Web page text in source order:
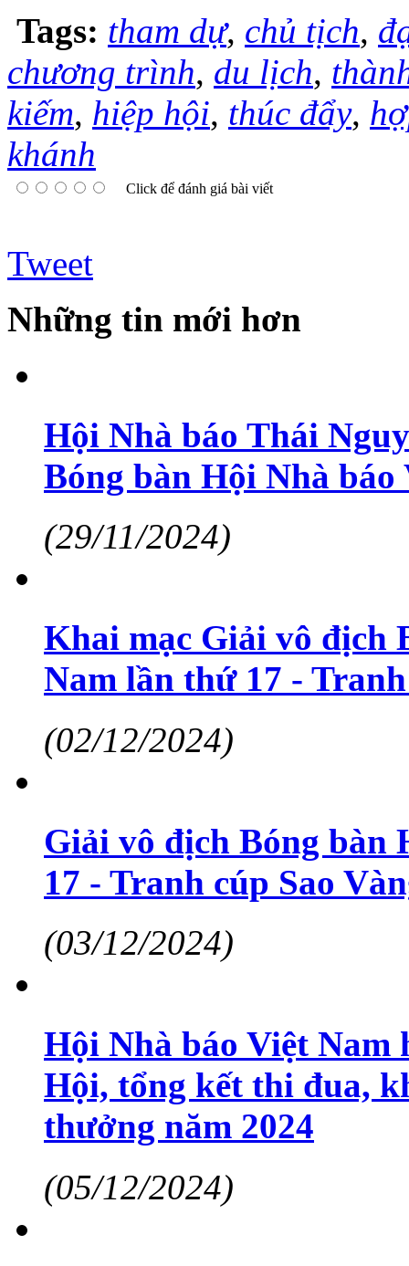
Tags: tham dự, chủ tịch,
chương trình, du lịch,
kiếm, hiệp hội, thúc đẩy,
khánh
Click để đánh giá bài viết
Tweet
Những tin mới hơn
Hội Nhà báo Thái
Bóng bàn Hội Nhà
(29/11/2024)
Khai mạc Giải vô địch
Nam lần thứ 17 -
(02/12/2024)
Giải vô địch Bóng bàn
17 - Tranh cúp Sao
(03/12/2024)
Hội Nhà báo Việt Nam
Hội, tổng kết thi đua,
thưởng năm 2024
(05/12/2024)